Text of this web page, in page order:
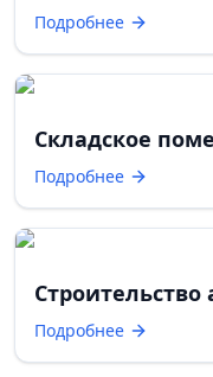
Подробнее
Складское
Подробнее
Строительство
Подробнее